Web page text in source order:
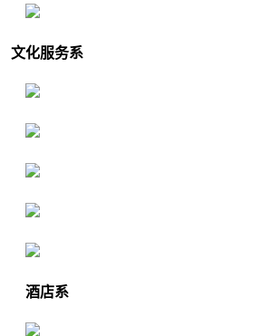
文化服务系
酒店系